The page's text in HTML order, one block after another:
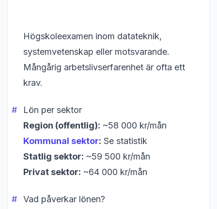
Högskoleexamen inom datateknik,
systemvetenskap eller motsvarande.
Mångårig arbetslivserfarenhet är ofta ett
krav.
Lön per sektor
Region (offentlig): ~58 000 kr/mån
Kommunal sektor: Se statistik
Statlig sektor: ~59 500 kr/mån
Privat sektor: ~64 000 kr/mån
Vad påverkar lönen?